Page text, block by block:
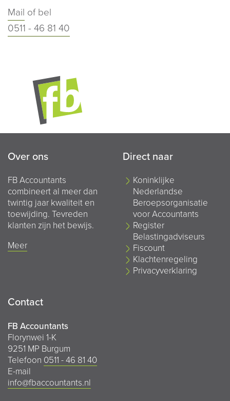
Mail of bel
0511 - 46 81 40
Over ons
FB Accountants
combineert al meer dan
twintig jaar kwaliteit en
toewijding. Tevreden
klanten zijn het bewijs.
Meer
Direct naar
Koninklijke
Nederlandse
Beroepsorganisatie
voor Accountants
Register
Belastingadviseurs
Fiscount
Klachtenregeling
Privacyverklaring
Contact
FB Accountants
Florynwei 1-K
9251 MP Burgum
Telefoon 0511 - 46 81 40
E-mail
info@fbaccountants.nl